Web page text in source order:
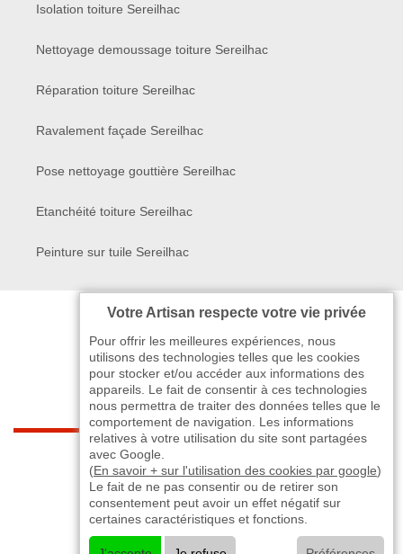
Isolation toiture Sereilhac
Nettoyage demoussage toiture Sereilhac
Réparation toiture Sereilhac
Ravalement façade Sereilhac
Pose nettoyage gouttière Sereilhac
Etanchéité toiture Sereilhac
Peinture sur tuile Sereilhac
indisponible - indisponible>
©2024 - 2026 TOUT DROIT RÉSERVÉ
Votre Artisan respecte votre vie privée
Pour offrir les meilleures expériences, nous
utilisons des technologies telles que les cookies
pour stocker et/ou accéder aux informations des
appareils. Le fait de consentir à ces technologies
nous permettra de traiter des données telles que le
comportement de navigation. Les informations
relatives à votre utilisation du site sont partagées
avec Google.
(En savoir + sur l'utilisation des cookies par google)
Le fait de ne pas consentir ou de retirer son
consentement peut avoir un effet négatif sur
certaines caractéristiques et fonctions.